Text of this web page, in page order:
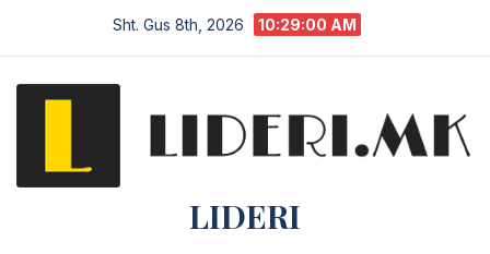
Sht. Gus 8th, 2026 10:29:00 AM
LIDERI